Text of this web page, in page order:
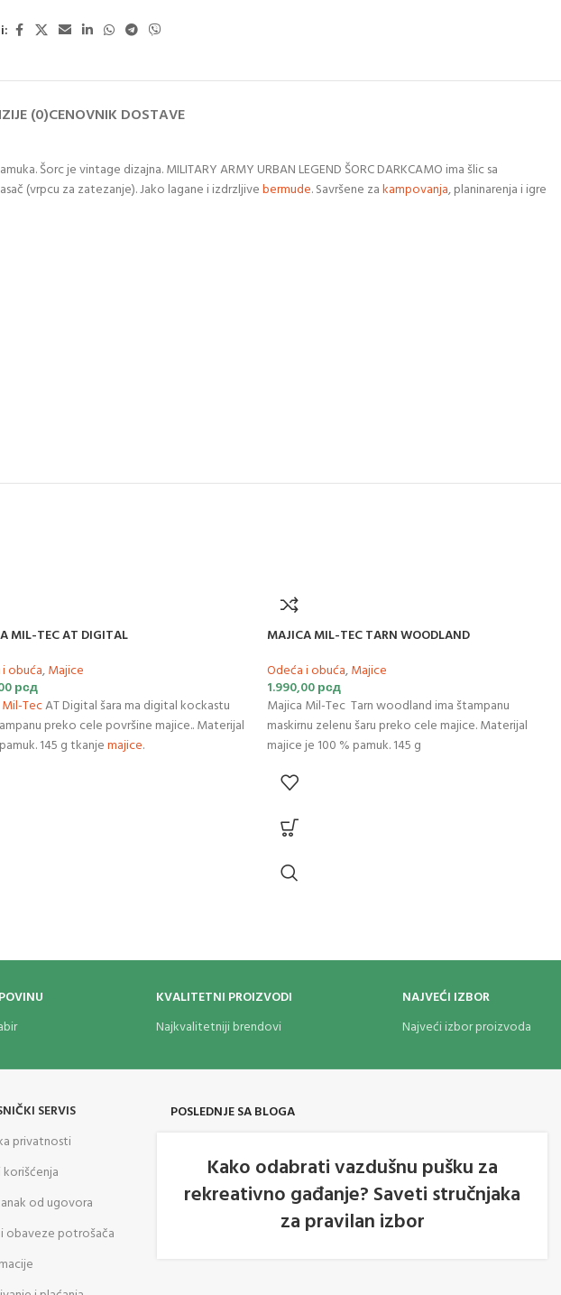
(0)CENOVNIK DOSTAVE
Šorc je vintage dizajna. MILITARY ARMY URBAN LEGEND ŠORC DARKCAMO ima šlic sa
(vrpcu za zatezanje). Jako lagane i izdrzljivebermude. Savršene zakampovanja, planinarenja i igre
MIL-TEC AT DIGITAL
obuća,Majice
рсд
Mil-TecAT Digital šara ma digital kockastu
preko cele površine majice.. Materijal
145 g tkanjemajice.
MAJICA MIL-TEC TARN WOODLAND
Odeća i obuća,Majice
1.990,00рсд
Majica Mil-Tec Tarn woodland ima štampanu
maskirnu zelenu šaru preko cele majice. Materijal
majice je 100 % pamuk. 145 g
KVALITETNI PROIZVODI
Najkvalitetniji brendovi
NAJVEĆI IZBOR
Najveći izbor proizvoda
SERVIS
privatnosti
korišćenja
od ugovora
i obaveze potrošača
POSLEDNJE SA BLOGA
Kako odabrati vazdušnu pušku za
rekreativno gađanje? Saveti stručnjaka
za pravilan izbor